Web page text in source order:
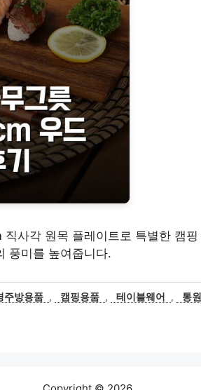
사각 원목 플레이트로 특별한 캠핑
풍미를 높여줍니다.
주방용품 , 캠핑용품 , 테이블웨어 ,
통원